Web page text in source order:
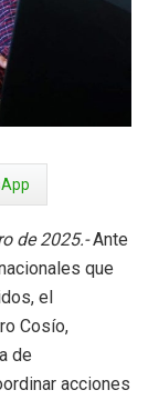
de 2025.-Ante
que
el
Cosío,
de
acciones